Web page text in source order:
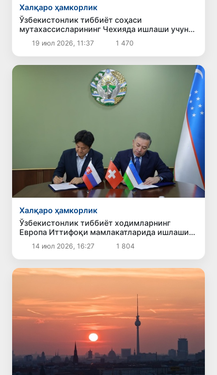
Халқаро ҳамкорлик
Ўзбекистонлик тиббиёт соҳаси
мутахассисларининг Чехияда ишлаши учун
имконият яратилади
19 июл 2026, 11:37 1 470
Халқаро ҳамкорлик
Ўзбекистонлик тиббиёт ходимларнинг
Европа Иттифоқи мамлакатларида ишлаши
учун янги имкониятлар яратилмоқда
14 июл 2026, 16:27 1 804